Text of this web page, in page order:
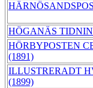
HÖGANÄS
HÖRBYPOSTEN
(1891)
ILLUSTRERADT
(1899)